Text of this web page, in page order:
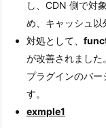
し、CDN 側で対
め、キャッシュ以
対処として、
が改善されました
プラグインのバ
す。
exmple1